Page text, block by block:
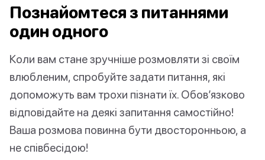
Познайомтеся з питаннями
один одного
Коли вам стане зручніше розмовляти зі своїм
влюбленим, спробуйте задати питання, які
допоможуть вам трохи пізнати їх. Обов’язково
відповідайте на деякі запитання самостійно!
Ваша розмова повинна бути двосторонньою, а
не співбесідою!